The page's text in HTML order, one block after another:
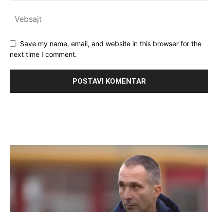
Save my name, email, and website in this browser for the
next time I comment.